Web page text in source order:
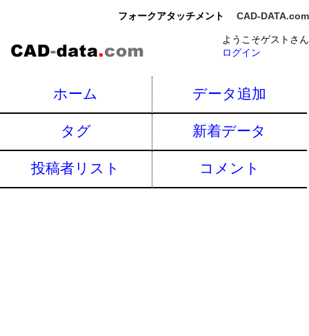
フォークアタッチメント CAD-DATA.com
ようこそゲストさん
ログイン
ホーム データ追加
タグ 新着データ
投稿者リスト コメント